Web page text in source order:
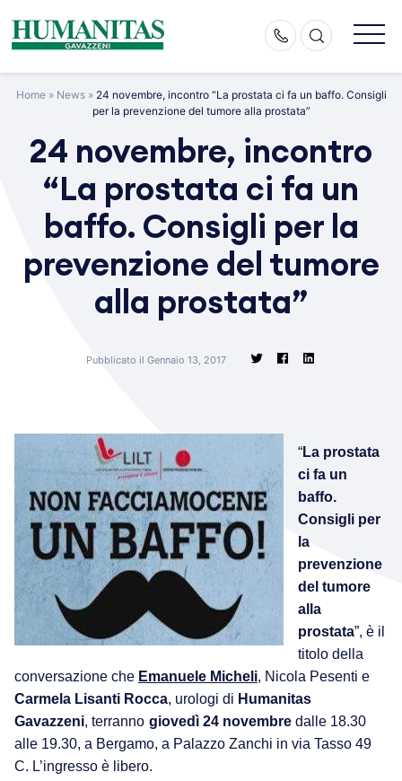
content
Home» News» 24 novembre, incontro “La prostata ci fa un baffo. Consigli
per la prevenzione del tumore alla prostata”
24 novembre, incontro
“La prostata ci fa un
baffo. Consigli per la
prevenzione del tumore
alla prostata”
Pubblicato il Gennaio 13, 2017
“La prostata
ci fa un
baffo.
Consigli per
la
prevenzione
del tumore
alla
prostata”, è il
titolo della
conversazione che Emanuele Micheli, Nicola Pesenti e
Carmela Lisanti Rocca, urologi di Humanitas
Gavazzeni, terranno giovedì 24 novembre dalle 18.30
alle 19.30, a Bergamo, a Palazzo Zanchi in via Tasso 49
C. L’ingresso è libero.